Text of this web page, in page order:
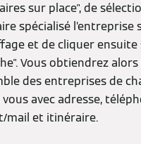
sur place", de
spécialisé l’entreprise
et de cliquer
Vous obtiendrez
des entreprises de
vous avec adresse,
mail et itinéraire.